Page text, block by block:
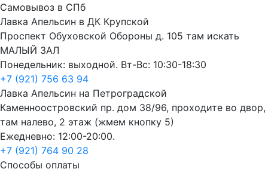
Самовывоз в СПб
Лавка Апельсин в ДК Крупской
Проспект Обуховской Обороны д. 105 там искать
МАЛЫЙ ЗАЛ
Понедельник: выходной. Вт-Вс: 10:30-18:30
+7 (921) 756 63 94
Лавка Апельсин на Петроградской
Каменноостровский пр. дом 38/96, проходите во двор,
там налево, 2 этаж (жмем кнопку 5)
Ежедневно: 12:00-20:00.
+7 (921) 764 90 28
Способы оплаты